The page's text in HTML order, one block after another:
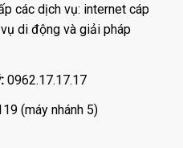
các dịch vụ: internet cáp
di động và giải pháp
0962.17.17.17
(máy nhánh 5)